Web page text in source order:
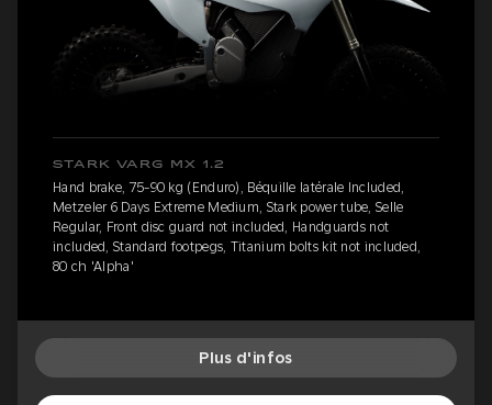
STARK VARG MX 1.2
Hand brake, 75-90 kg (Enduro), Béquille latérale Included,
Metzeler 6 Days Extreme Medium, Stark power tube, Selle
Regular, Front disc guard not included, Handguards not
included, Standard footpegs, Titanium bolts kit not included,
80 ch 'Alpha'
Plus d'infos